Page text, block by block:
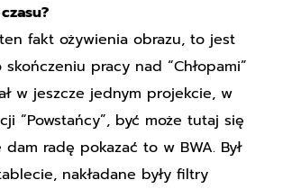
ten fakt ożywienia obrazu, to jest
pracy nad “Chłopami”
w jeszcze jednym projekcie, w
“Powstańcy”, być może tutaj się
dam radę pokazać to w BWA. Był
nakładane były filtry